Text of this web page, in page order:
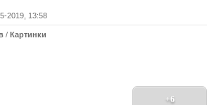
2019, 13:58
/ Картинки
+6